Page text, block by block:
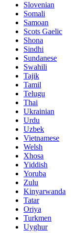
Slovenian
Somali
Samoan
Scots Gaelic
Shona
Sindhi
Sundanese
Swahili
Tajik
Tamil
Telugu
Thai
Ukrainian
Urdu
Uzbek
Vietnamese
Welsh
Xhosa
Yiddish
Yoruba
Zulu
Kinyarwanda
Tatar
Oriya
Turkmen
Uyghur